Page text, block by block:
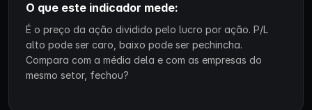
O que este indicador mede:
É o preço da ação dividido pelo lucro por ação. P/L
alto pode ser caro, baixo pode ser pechincha.
Compara com a média dela e com as empresas do
mesmo setor, fechou?